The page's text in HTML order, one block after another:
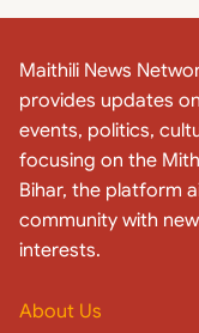
Maithili News
provides updates
events, politics,
focusing on the
Bihar, the platform
community with
interests.
About Us